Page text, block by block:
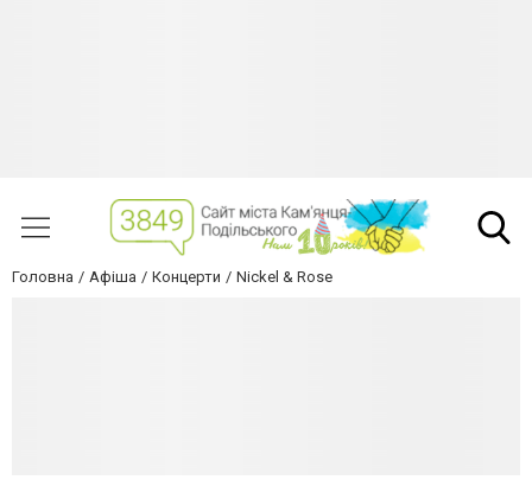
Головна Афіша Концерти Nickel & Rose